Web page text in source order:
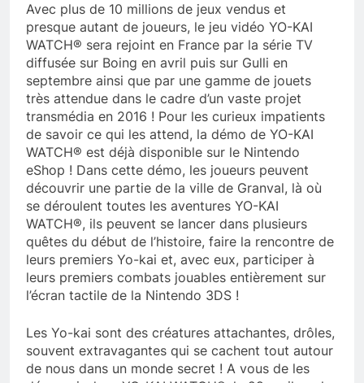
Avec plus de 10 millions de jeux vendus et
presque autant de joueurs, le jeu vidéo YO-KAI
WATCH® sera rejoint en France par la série TV
diffusée sur Boing en avril puis sur Gulli en
septembre ainsi que par une gamme de jouets
très attendue dans le cadre d’un vaste projet
transmédia en 2016 ! Pour les curieux impatients
de savoir ce qui les attend, la démo de YO-KAI
WATCH® est déjà disponible sur le Nintendo
eShop ! Dans cette démo, les joueurs peuvent
découvrir une partie de la ville de Granval, là où
se déroulent toutes les aventures YO-KAI
WATCH®, ils peuvent se lancer dans plusieurs
quêtes du début de l’histoire, faire la rencontre de
leurs premiers Yo-kai et, avec eux, participer à
leurs premiers combats jouables entièrement sur
l’écran tactile de la Nintendo 3DS !
Les Yo-kai sont des créatures attachantes, drôles,
souvent extravagantes qui se cachent tout autour
de nous dans un monde secret ! A vous de les